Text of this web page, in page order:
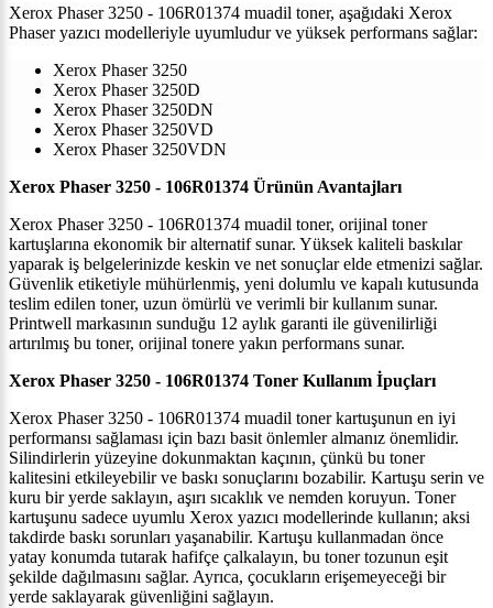
Xerox Phaser 3250 - 106R01374 muadil toner, aşağıdaki Xerox
Phaser yazıcı modelleriyle uyumludur ve yüksek performans sağlar:
Xerox Phaser 3250
Xerox Phaser 3250D
Xerox Phaser 3250DN
Xerox Phaser 3250VD
Xerox Phaser 3250VDN
Xerox Phaser 3250 - 106R01374 Ürünün Avantajları
Xerox Phaser 3250 - 106R01374 muadil toner, orijinal toner
kartuşlarına ekonomik bir alternatif sunar. Yüksek kaliteli baskılar
yaparak iş belgelerinizde keskin ve net sonuçlar elde etmenizi sağlar.
Güvenlik etiketiyle mühürlenmiş, yeni dolumlu ve kapalı kutusunda
teslim edilen toner, uzun ömürlü ve verimli bir kullanım sunar.
Printwell markasının sunduğu 12 aylık garanti ile güvenilirliği
artırılmış bu toner, orijinal tonere yakın performans sunar.
Xerox Phaser 3250 - 106R01374 Toner Kullanım İpuçları
Xerox Phaser 3250 - 106R01374 muadil toner kartuşunun en iyi
performansı sağlaması için bazı basit önlemler almanız önemlidir.
Silindirlerin yüzeyine dokunmaktan kaçının, çünkü bu toner
kalitesini etkileyebilir ve baskı sonuçlarını bozabilir. Kartuşu serin ve
kuru bir yerde saklayın, aşırı sıcaklık ve nemden koruyun. Toner
kartuşunu sadece uyumlu Xerox yazıcı modellerinde kullanın; aksi
takdirde baskı sorunları yaşanabilir. Kartuşu kullanmadan önce
yatay konumda tutarak hafifçe çalkalayın, bu toner tozunun eşit
şekilde dağılmasını sağlar. Ayrıca, çocukların erişemeyeceği bir
yerde saklayarak güvenliğini sağlayın.